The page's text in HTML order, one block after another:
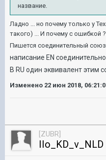
название.
Ладно ... но почему только у
такого) ... И почему с ошибкой
Пишется соединительный союз
написание EN
В RU один эквивалент этим
Изменено 22 июн 2018,
[ZUBR]
IIo_KD_v_NLD